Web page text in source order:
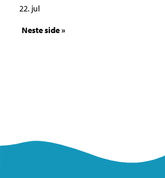
22. jul
Neste side »